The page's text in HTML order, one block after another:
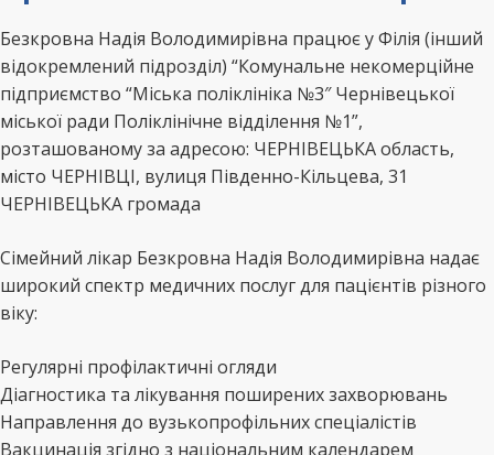
Безкровна Надія Володимирівна працює у Філія (інший
відокремлений підрозділ) “Комунальне некомерційне
підприємство “Міська поліклініка №3″ Чернівецької
міської ради Поліклінічне відділення №1”,
розташованому за адресою: ЧЕРНІВЕЦЬКА область,
місто ЧЕРНІВЦІ, вулиця Південно-Кільцева, 31
ЧЕРНІВЕЦЬКА громада
Сімейний лікар Безкровна Надія Володимирівна надає
широкий спектр медичних послуг для пацієнтів різного
віку:
Регулярні профілактичні огляди
Діагностика та лікування поширених захворювань
Направлення до вузькопрофільних спеціалістів
Вакцинація згідно з національним календарем